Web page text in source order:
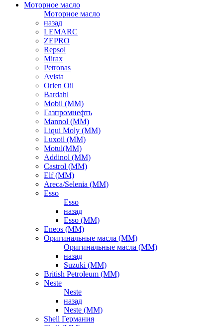
Моторное масло
Моторное масло
назад
LEMARC
ZEPRO
Repsol
Mirax
Petronas
Avista
Orlen Oil
Bardahl
Mobil (ММ)
Газпромнефть
Mannol (ММ)
Liqui Moly (ММ)
Luxoil (ММ)
Motul(ММ)
Addinol (ММ)
Castrol (ММ)
Elf (ММ)
Areca/Selenia (ММ)
Esso
Esso
назад
Esso (ММ)
Eneos (ММ)
Оригинальные масла (ММ)
Оригинальные масла (ММ)
назад
Suzuki (ММ)
British Petroleum (ММ)
Neste
Neste
назад
Neste (ММ)
Shell Германия